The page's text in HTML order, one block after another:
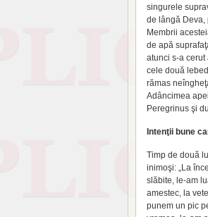
singurele
de lângă Deva,
Membrii
de apă
atunci s-a cerut
cele două
rămas
Adâncimea
Peregrinus şi
Intenţii bune
Timp de două
inimoşi: „La
slăbite, le-am
amestec, la
punem un pic